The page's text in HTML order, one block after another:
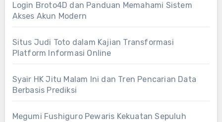
Login Broto4D dan Panduan Memahami Sistem
Akses Akun Modern
Situs Judi Toto dalam Kajian Transformasi
Platform Informasi Online
Syair HK Jitu Malam Ini dan Tren Pencarian Data
Berbasis Prediksi
Megumi Fushiguro Pewaris Kekuatan Sepuluh